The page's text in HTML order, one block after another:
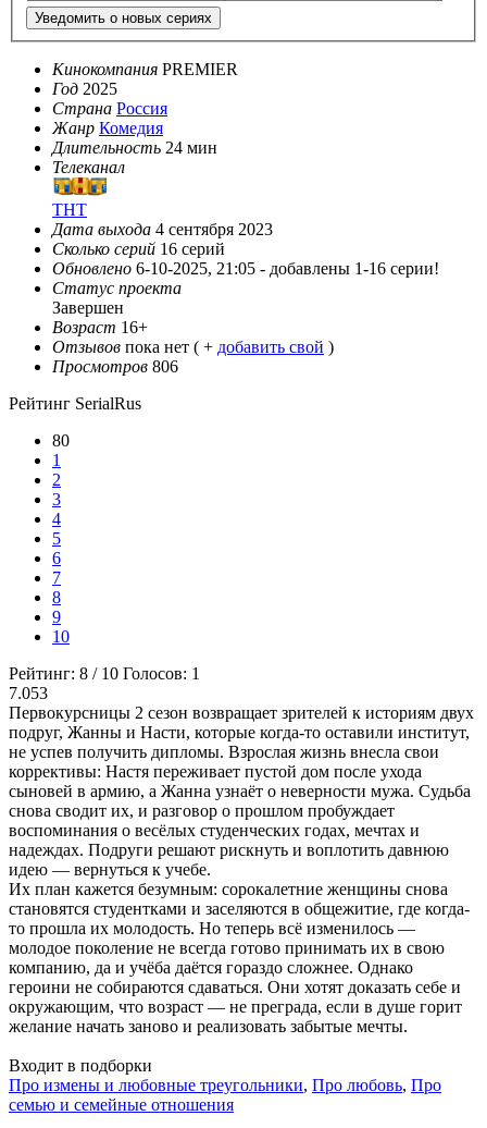
Уведомить о новых сериях
Кинокомпания PREMIER
Год 2025
Страна Россия
Жанр Комедия
Длительность 24 мин
Телеканал
ТНТ
Дата выхода 4 сентября 2023
Сколько серий 16 серий
Обновлено 6-10-2025, 21:05 - добавлены 1-16 серии!
Статус проекта
Завершен
Возраст 16+
Отзывов пока нет ( + добавить свой )
Просмотров 806
Рейтинг SerialRus
80
1
2
3
4
5
6
7
8
9
10
Рейтинг: 8 / 10 Голосов: 1
7.053
Первокурсницы 2 сезон возвращает зрителей к историям двух
подруг, Жанны и Насти, которые когда-то оставили институт,
не успев получить дипломы. Взрослая жизнь внесла свои
коррективы: Настя переживает пустой дом после ухода
сыновей в армию, а Жанна узнаёт о неверности мужа. Судьба
снова сводит их, и разговор о прошлом пробуждает
воспоминания о весёлых студенческих годах, мечтах и
надеждах. Подруги решают рискнуть и воплотить давнюю
идею — вернуться к учебе.
Их план кажется безумным: сорокалетние женщины снова
становятся студентками и заселяются в общежитие, где когда-
то прошла их молодость. Но теперь всё изменилось —
молодое поколение не всегда готово принимать их в свою
компанию, да и учёба даётся гораздо сложнее. Однако
героини не собираются сдаваться. Они хотят доказать себе и
окружающим, что возраст — не преграда, если в душе горит
желание начать заново и реализовать забытые мечты.
Входит в подборки
Про измены и любовные треугольники, Про любовь, Про
семью и семейные отношения